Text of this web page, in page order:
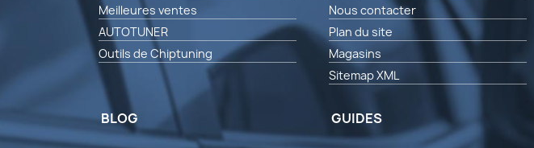
Meilleures ventes
AUTOTUNER
Outils de Chiptuning
Nous contacter
Plan du site
Magasins
Sitemap XML
BLOG GUIDES